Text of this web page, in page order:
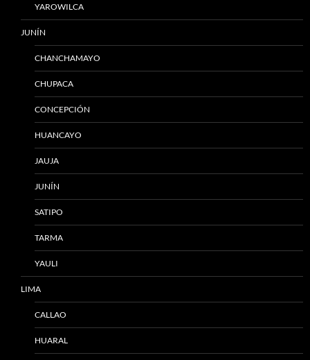
YAROWILCA
JUNÍN
CHANCHAMAYO
CHUPACA
CONCEPCIÓN
HUANCAYO
JAUJA
JUNÍN
SATIPO
TARMA
YAULI
LIMA
CALLAO
HUARAL